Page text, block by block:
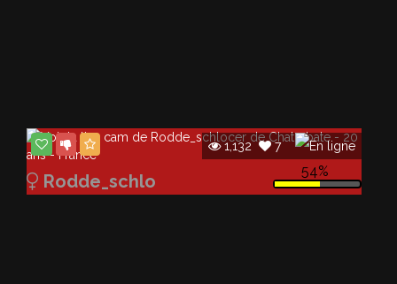
1,132 7
Rodde_schlo 54%